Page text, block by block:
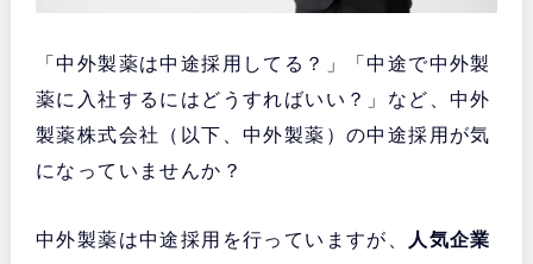
「中外製薬は中途採用してる？」「中途で中外製
薬に入社するにはどうすればいい？」など、中外
製薬株式会社（以下、中外製薬）の中途採用が気
になっていませんか？
中外製薬は中途採用を行っていますが、
人気企業